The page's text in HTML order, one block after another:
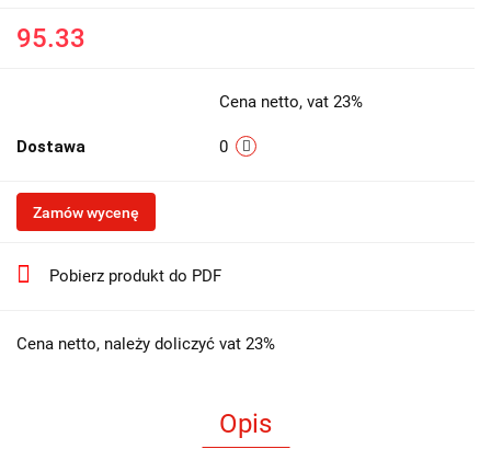
95.33
Cena netto, vat 23%
Dostawa 0
Zamów wycenę
Pobierz produkt do PDF
Cena netto, należy doliczyć vat 23%
Opis